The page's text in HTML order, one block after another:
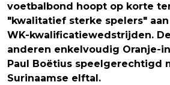
voetbalbond hoopt op korte
"kwalitatief sterke spelers"
WK-kwalificatiewedstrijden.
anderen enkelvoudig Oranje-
Paul Boëtius speelgerechtigd
Surinaamse elftal.